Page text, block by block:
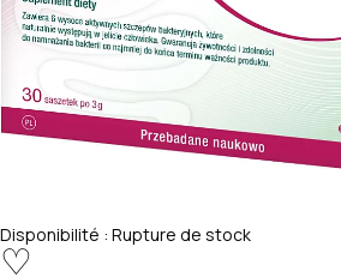
Disponibilité : Rupture de stock
♡